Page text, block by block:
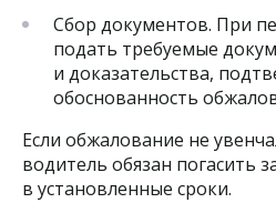
Сбор документов. При
подать требуемые
и доказательства,
обоснованность
Если обжалование не
водитель обязан погасить
в установленные сроки.